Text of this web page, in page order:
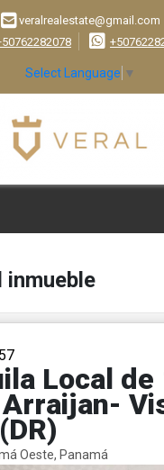
veralrealestate@gmail.com
Select Language ▼
inmueble
Local de
Oeste, Panamá